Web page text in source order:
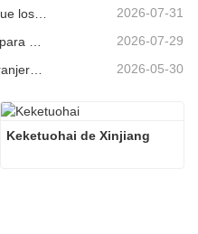
2026-07-31
2026-07-29
Guía de viaje a China para extranjeros: lo que necesitas saber antes de visitar 2026-05-30
Keketuohai de Xinjiang